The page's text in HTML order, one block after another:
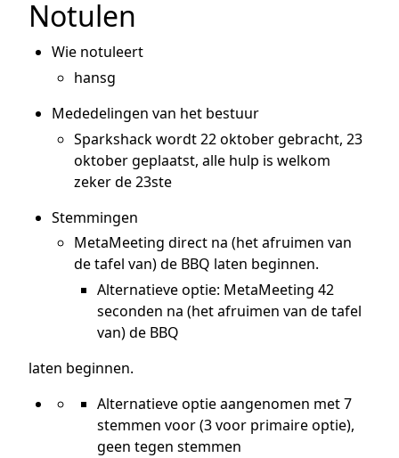
Notulen
Wie notuleert
hansg
Mededelingen van het bestuur
Sparkshack wordt 22 oktober gebracht, 23
oktober geplaatst, alle hulp is welkom
zeker de 23ste
Stemmingen
MetaMeeting direct na (het afruimen van
de tafel van) de BBQ laten beginnen.
Alternatieve optie: MetaMeeting 42
seconden na (het afruimen van de tafel
van) de BBQ
laten beginnen.
Alternatieve optie aangenomen met 7
stemmen voor (3 voor primaire optie),
geen tegen stemmen